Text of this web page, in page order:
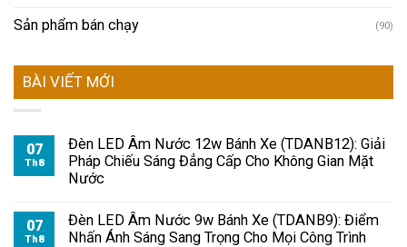
Sản phẩm bán chạy (90)
BÀI VIẾT MỚI
07
Th8
Đèn LED Âm Nước 12w Bánh Xe (TDANB12): Giải
Pháp Chiếu Sáng Đẳng Cấp Cho Không Gian Mặt
Nước
07
Th8
Đèn LED Âm Nước 9w Bánh Xe (TDANB9): Điểm
Nhấn Ánh Sáng Sang Trọng Cho Mọi Công Trình